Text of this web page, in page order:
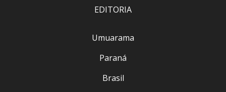
EDITORIA
Umuarama
Paraná
Brasil